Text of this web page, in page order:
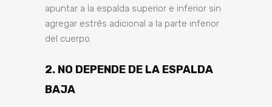
apuntar a la espalda superior e inferior sin
agregar estrés adicional a la parte inferior
del cuerpo.
2. NO DEPENDE DE LA ESPALDA
BAJA